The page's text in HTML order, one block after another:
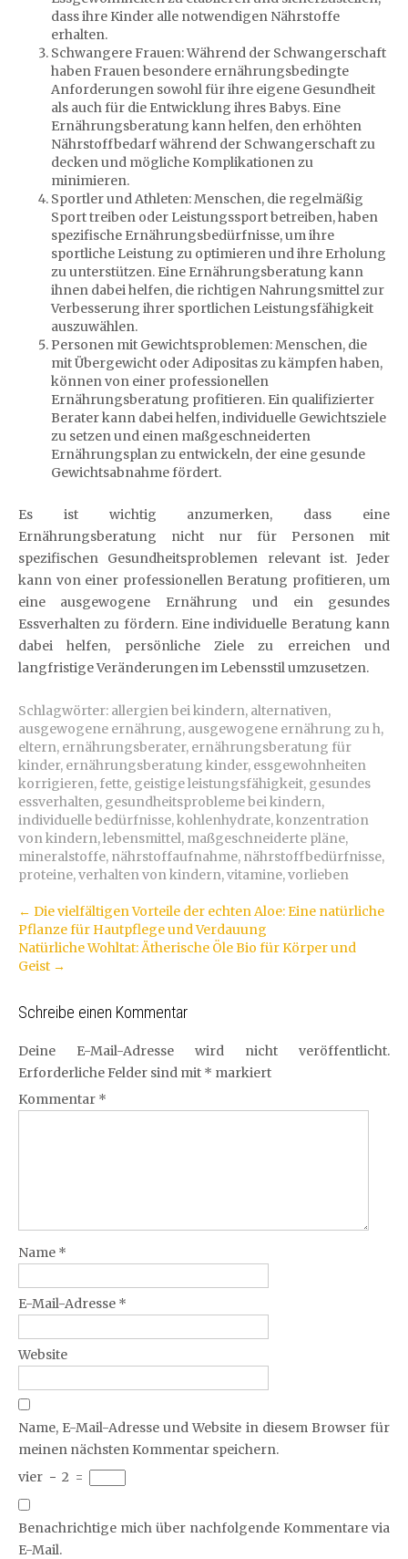
dass ihre Kinder alle notwendigen Nährstoffe
erhalten.
Schwangere Frauen: Während der Schwangerschaft
haben Frauen besondere ernährungsbedingte
Anforderungen sowohl für ihre eigene Gesundheit
als auch für die Entwicklung ihres Babys. Eine
Ernährungsberatung kann helfen, den erhöhten
Nährstoffbedarf während der Schwangerschaft zu
decken und mögliche Komplikationen zu
minimieren.
Sportler und Athleten: Menschen, die regelmäßig
Sport treiben oder Leistungssport betreiben, haben
spezifische Ernährungsbedürfnisse, um ihre
sportliche Leistung zu optimieren und ihre Erholung
zu unterstützen. Eine Ernährungsberatung kann
ihnen dabei helfen, die richtigen Nahrungsmittel zur
Verbesserung ihrer sportlichen Leistungsfähigkeit
auszuwählen.
Personen mit Gewichtsproblemen: Menschen, die
mit Übergewicht oder Adipositas zu kämpfen haben,
können von einer professionellen
Ernährungsberatung profitieren. Ein qualifizierter
Berater kann dabei helfen, individuelle Gewichtsziele
zu setzen und einen maßgeschneiderten
Ernährungsplan zu entwickeln, der eine gesunde
Gewichtsabnahme fördert.
Es ist wichtig anzumerken, dass eine
Ernährungsberatung nicht nur für Personen mit
spezifischen Gesundheitsproblemen relevant ist. Jeder
kann von einer professionellen Beratung profitieren, um
eine ausgewogene Ernährung und ein gesundes
Essverhalten zu fördern. Eine individuelle Beratung kann
dabei helfen, persönliche Ziele zu erreichen und
langfristige Veränderungen im Lebensstil umzusetzen.
Schlagwörter: allergien bei kindern, alternativen,
ausgewogene ernährung, ausgewogene ernährung zu h,
eltern, ernährungsberater, ernährungsberatung für
kinder, ernährungsberatung kinder, essgewohnheiten
korrigieren, fette, geistige leistungsfähigkeit, gesundes
essverhalten, gesundheitsprobleme bei kindern,
individuelle bedürfnisse,kohlenhydrate,konzentration
von kindern,lebensmittel, maßgeschneiderte pläne,
mineralstoffe, nährstoffaufnahme, nährstoffbedürfnisse,
proteine,verhalten von kindern,vitamine,vorlieben
Artikel-
Navigation
← Die vielfältigen Vorteile der echten Aloe: Eine natürliche
Pflanze für Hautpflege und Verdauung
Natürliche Wohltat: Ätherische Öle Bio für Körper und
Geist →
Schreibe einen Kommentar
Deine E-Mail-Adresse wird nicht veröffentlicht.
Erforderliche Felder sind mit * markiert
Kommentar *
Name *
E-Mail-Adresse *
Website
Name, E-Mail-Adresse und Website in diesem Browser für
meinen nächsten Kommentar speichern.
vier − 2 =
Benachrichtige mich über nachfolgende Kommentare via
E-Mail.